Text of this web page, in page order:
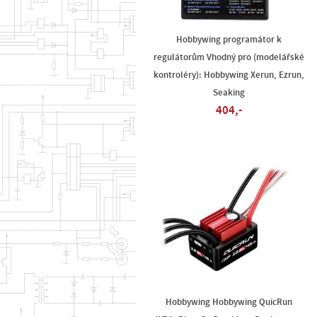
Hobbywing programátor k
regulátorům Vhodný pro (modelářské
kontroléry): Hobbywing Xerun, Ezrun,
Seaking
404,-
Hobbywing Hobbywing QuicRun